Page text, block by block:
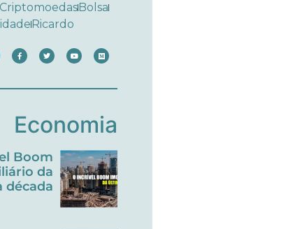
Bolsa
Ricardo
Economia
Boom
da
década